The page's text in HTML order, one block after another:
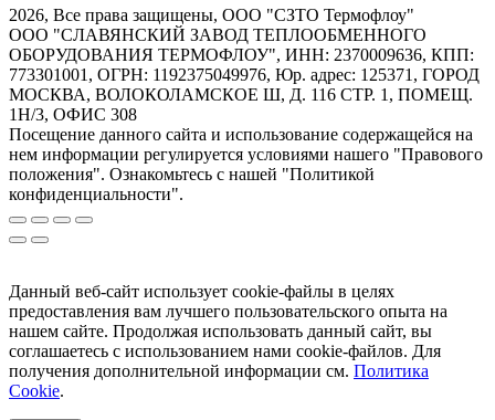
2026, Все права защищены, ООО "СЗТО Термофлоу"
ООО "СЛАВЯНСКИЙ ЗАВОД ТЕПЛООБМЕННОГО
ОБОРУДОВАНИЯ ТЕРМОФЛОУ", ИНН: 2370009636, КПП:
773301001, ОГРН: 1192375049976, Юр. адрес: 125371, ГОРОД
МОСКВА, ВОЛОКОЛАМСКОЕ Ш, Д. 116 СТР. 1, ПОМЕЩ.
1Н/3, ОФИС 308
Посещение данного сайта и использование содержащейся на
нем информации регулируется условиями нашего "Правового
положения". Ознакомьтесь с нашей "Политикой
конфиденциальности".
Данный веб-сайт использует cookie-файлы в целях
предоставления вам лучшего пользовательского опыта на
нашем сайте. Продолжая использовать данный сайт, вы
соглашаетесь с использованием нами cookie-файлов. Для
получения дополнительной информации см. Политика
Cookie.